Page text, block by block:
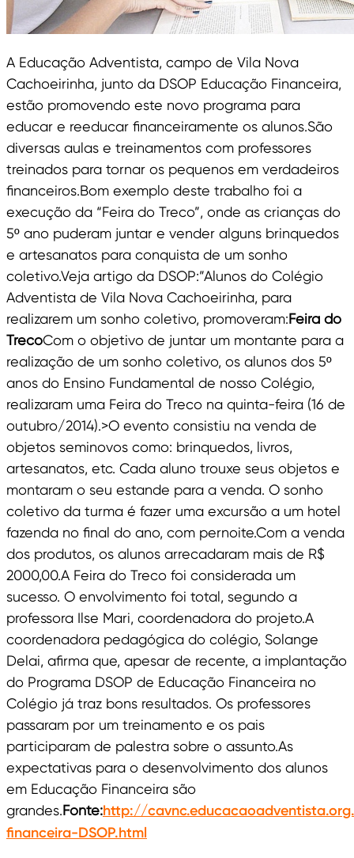
A Educação Adventista, campo de Vila Nova
Cachoeirinha, junto da DSOP Educação Financeira,
estão promovendo este novo programa para
educar e reeducar financeiramente os alunos.São
diversas aulas e treinamentos com professores
treinados para tornar os pequenos em verdadeiros
financeiros.Bom exemplo deste trabalho foi a
execução da “Feira do Treco”, onde as crianças do
5º ano puderam juntar e vender alguns brinquedos
e artesanatos para conquista de um sonho
coletivo.Veja artigo da DSOP:”Alunos do Colégio
Adventista de Vila Nova Cachoeirinha, para
realizarem um sonho coletivo, promoveram:Feira do
TrecoCom o objetivo de juntar um montante para a
realização de um sonho coletivo, os alunos dos 5º
anos do Ensino Fundamental de nosso Colégio,
realizaram uma Feira do Treco na quinta-feira (16 de
outubro/2014).>O evento consistiu na venda de
objetos seminovos como: brinquedos, livros,
artesanatos, etc. Cada aluno trouxe seus objetos e
montaram o seu estande para a venda. O sonho
coletivo da turma é fazer uma excursão a um hotel
fazenda no final do ano, com pernoite.Com a venda
dos produtos, os alunos arrecadaram mais de R$
2000,00.A Feira do Treco foi considerada um
sucesso. O envolvimento foi total, segundo a
professora Ilse Mari, coordenadora do projeto.A
coordenadora pedagógica do colégio, Solange
Delai, afirma que, apesar de recente, a implantação
do Programa DSOP de Educação Financeira no
Colégio já traz bons resultados. Os professores
passaram por um treinamento e os pais
participaram de palestra sobre o assunto.As
expectativas para o desenvolvimento dos alunos
em Educação Financeira são
grandes.Fonte:http://
financeira-DSOP.html